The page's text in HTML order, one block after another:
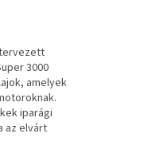
tervezett
3000
amelyek
iparági
az elvárt